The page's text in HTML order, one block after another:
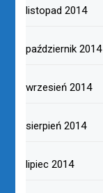
listopad 2014
październik 2014
wrzesień 2014
sierpień 2014
lipiec 2014